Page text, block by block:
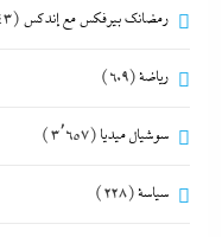
رمضانك بيرفكس مع إندكس (43)
رياضة(609)
سوشيال ميديا (3٬657)
سياسة(228)